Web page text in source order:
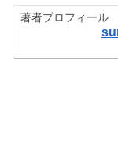
著者プロフィール